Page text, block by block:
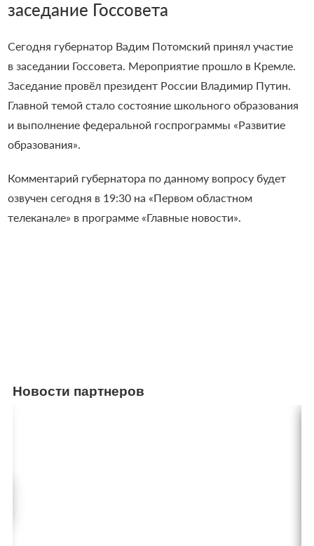
заседание Госсовета
Сегодня губернатор Вадим Потомский принял участие
в заседании Госсовета. Мероприятие прошло в Кремле.
Заседание провёл президент России Владимир Путин.
Главной темой стало состояние школьного образования
и выполнение федеральной госпрограммы «Развитие
образования».
Комментарий губернатора по данному вопросу будет
озвучен сегодня в 19:30 на «Первом областном
телеканале» в программе «Главные новости».
Новости партнеров